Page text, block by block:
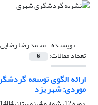
نویسنده =محمد رضا رضایی
تعداد مقالات: 6
ارائه الگوی توسعه
موردی: شهر یزد